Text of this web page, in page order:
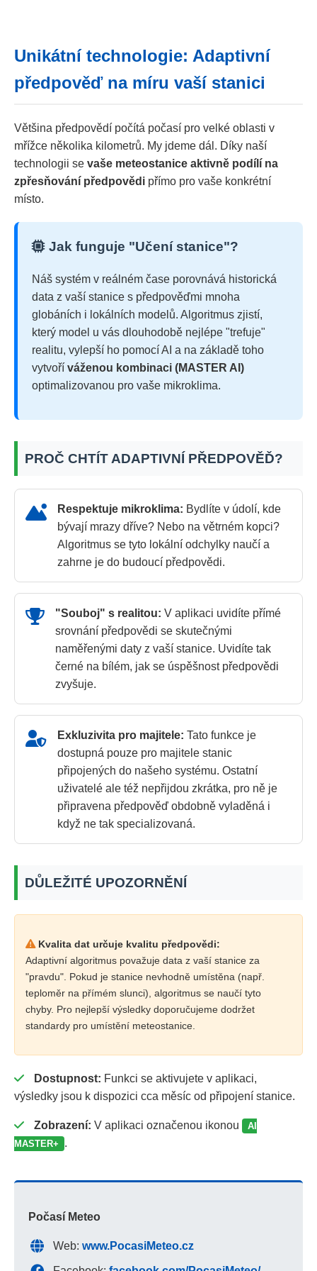
Unikátní technologie: Adaptivní
předpověď na míru vaší stanici
Většina předpovědí počítá počasí pro velké oblasti v
mřížce několika kilometrů. My jdeme dál. Díky naší
technologii se vaše meteostanice aktivně podílí na
zpřesňování předpovědi přímo pro vaše konkrétní
místo.
Jak funguje "Učení stanice"?
Náš systém v reálném čase porovnává historická
data z vaší stanice s předpověďmi mnoha
globáních i lokálních modelů. Algoritmus zjistí,
který model u vás dlouhodobě nejlépe "trefuje"
realitu, vylepší ho pomocí AI a na základě toho
vytvoří váženou kombinaci (MASTER AI)
optimalizovanou pro vaše mikroklima.
PROČ CHTÍT ADAPTIVNÍ PŘEDPOVĚĎ?
Respektuje mikroklima: Bydlíte v údolí, kde
bývají mrazy dříve? Nebo na větrném kopci?
Algoritmus se tyto lokální odchylky naučí a
zahrne je do budoucí předpovědi.
"Souboj" s realitou: V aplikaci uvidíte přímé
srovnání předpovědi se skutečnými
naměřenými daty z vaší stanice. Uvidíte tak
černé na bílém, jak se úspěšnost předpovědi
zvyšuje.
Exkluzivita pro majitele: Tato funkce je
dostupná pouze pro majitele stanic
připojených do našeho systému. Ostatní
uživatelé ale též nepřijdou zkrátka, pro ně je
připravena předpověď obdobně vyladěná i
když ne tak specializovaná.
DŮLEŽITÉ UPOZORNĚNÍ
Kvalita dat určuje kvalitu předpovědi:
Adaptivní algoritmus považuje data z vaší stanice za
"pravdu". Pokud je stanice nevhodně umístěna (např.
teploměr na přímém slunci), algoritmus se naučí tyto
chyby. Pro nejlepší výsledky doporučujeme dodržet
standardy pro umístění meteostanice.
Dostupnost: Funkci se aktivujete v aplikaci,
výsledky jsou k dispozici cca měsíc od připojení stanice.
Zobrazení: V aplikaci označenou ikonou
AI
MASTER+
.
Počasí Meteo
Web: www.PocasiMeteo.cz